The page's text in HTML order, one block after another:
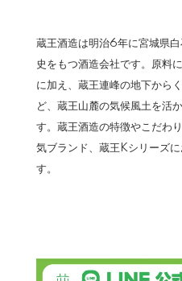
蔵王酒造は明治6年に宮城県
史をもつ酒造会社です。原料
に加え、蔵王連峰の地下から
ど、蔵王山麓の気候風土を活
す。蔵王酒造の特徴やこだわ
気ブランド、蔵王Kシリーズ
す。